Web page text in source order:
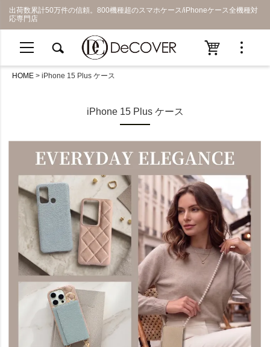
出荷数累計50万件の信頼。800機種超のスマホケース/iPhoneケース全機種対
応専門店
HOME iPhone 15 Plus ケース
iPhone 15 Plus ケース